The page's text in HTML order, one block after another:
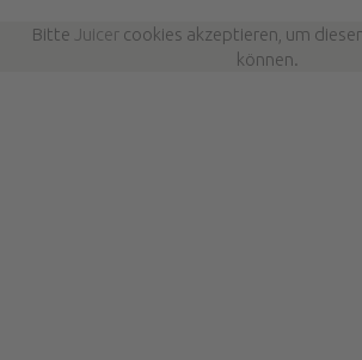
Bitte Juicercookies akzeptieren, um
können.